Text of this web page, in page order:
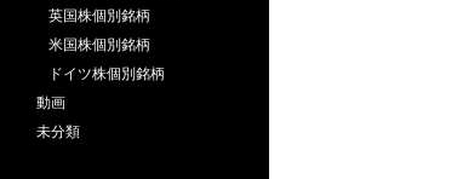
英国株個別銘柄
米国株個別銘柄
ドイツ株個別銘柄
動画
未分類